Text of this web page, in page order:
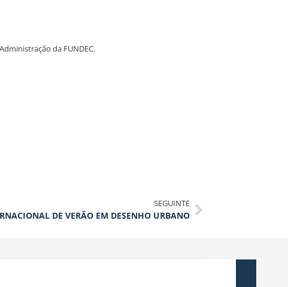
da FUNDEC.
SEGUINTE
DE VERÃO EM DESENHO URBANO